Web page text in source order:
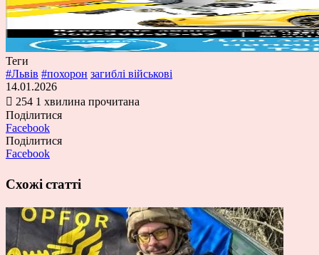
Теги
#Львів #похорон загиблі військові
14.01.2026
254 1 хвилина прочитана
Поділитися
Facebook
Поділитися
Facebook
Схожі статті